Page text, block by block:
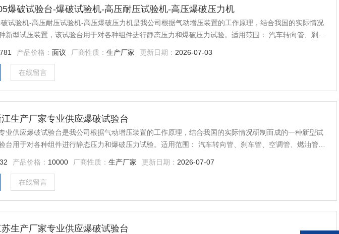
爆破试验台-爆破试验机-高压耐压试验机-高压爆破压力机
试验机-高压耐压试验机-高压爆破压力机是我公司根据气动增压装置的工作原理，结合我国的实际情况
新型试压装置，该试验台用于对各种组件进行静态压力和爆破压力试验。适用范围： 汽车转向管、刹车
产品价格： 面议 厂商性质： 生产厂家 更新日期： 2026-07-03
在线留言
生产厂家专业供应爆破试验台
业供应爆破试验台是我公司根据气动增压装置的工作原理，结合我国的实际情况研制而成的一种新型试
台用于对各种组件进行静态压力和爆破压力试验。适用范围： 汽车转向管、刹车管、空调管、燃油管、
产品价格： 10000 厂商性质： 生产厂家 更新日期： 2026-07-07
在线留言
生产厂家专业供应爆破试验台